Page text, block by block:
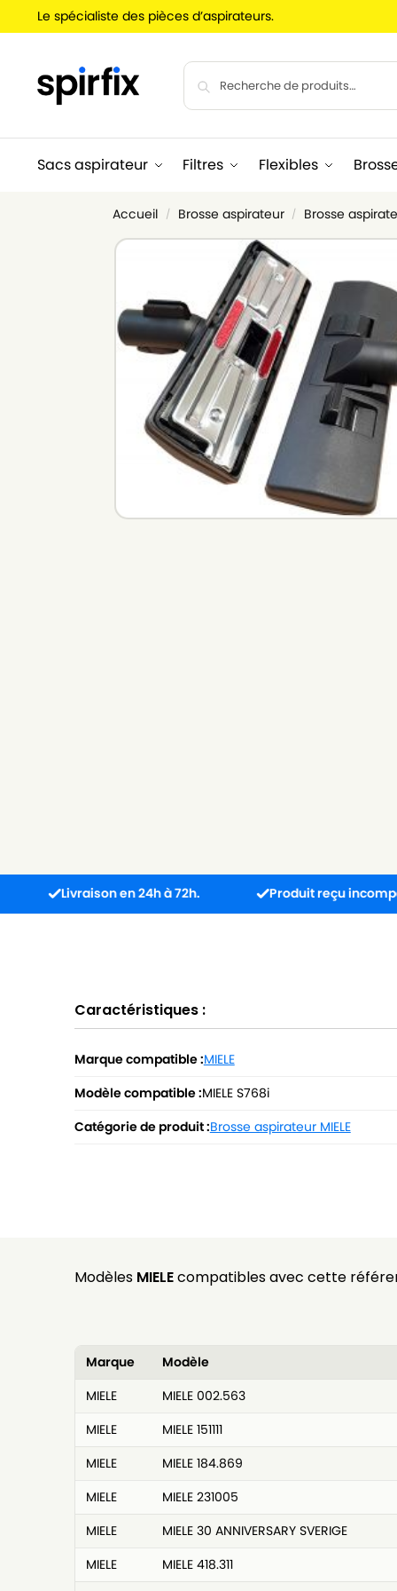
Le spécialiste des pièces d’aspirateurs.
Sacs aspirateur Filtres Flexibles
Accueil / Brosse aspirateur / Brosse
Livraison en 24h à 72h. Produit reçu incompatible ?
Caractéristiques :
Marque compatible :MIELE
Modèle compatible :MIELE S768i
Catégorie de produit :Brosse aspirateur MIELE
Modèles MIELEcompatibles avec cette
Marque
Modèle
MIELE
MIELE 002.563
MIELE
MIELE 151111
MIELE
MIELE 184.869
MIELE
MIELE 231005
MIELE
MIELE 30 ANNIVERSARY SVERIGE
MIELE
MIELE 418.311